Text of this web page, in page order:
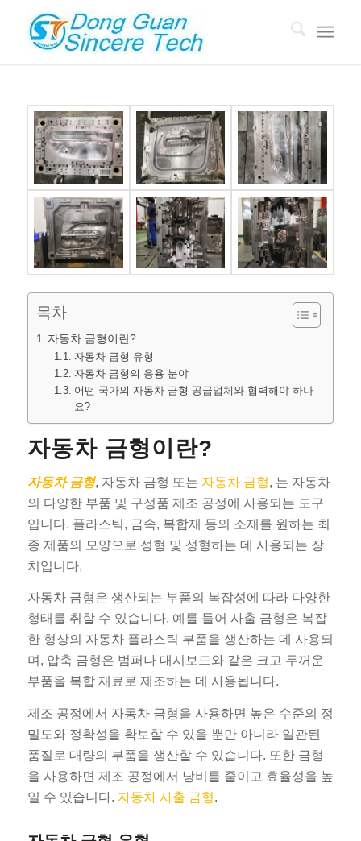
목차
자동차 금형이란?
자동차 금형 유형
자동차 금형의 응용 분야
어떤 국가의 자동차 금형 공급업체와 협력해야 하나
요?
자동차 금형이란?
자동차 금형, 자동차 금형 또는 자동차 금형, 는 자동차
의 다양한 부품 및 구성품 제조 공정에 사용되는 도구
입니다. 플라스틱, 금속, 복합재 등의 소재를 원하는 최
종 제품의 모양으로 성형 및 성형하는 데 사용되는 장
치입니다,
자동차 금형은 생산되는 부품의 복잡성에 따라 다양한
형태를 취할 수 있습니다. 예를 들어 사출 금형은 복잡
한 형상의 자동차 플라스틱 부품을 생산하는 데 사용되
며, 압축 금형은 범퍼나 대시보드와 같은 크고 두꺼운
부품을 복합 재료로 제조하는 데 사용됩니다.
제조 공정에서 자동차 금형을 사용하면 높은 수준의 정
밀도와 정확성을 확보할 수 있을 뿐만 아니라 일관된
품질로 대량의 부품을 생산할 수 있습니다. 또한 금형
을 사용하면 제조 공정에서 낭비를 줄이고 효율성을 높
일 수 있습니다. 자동차 사출 금형.